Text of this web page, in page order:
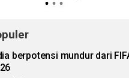
berpotensi mundur dari